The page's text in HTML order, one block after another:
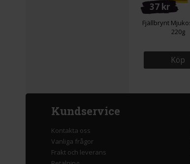
37 kr
Fjällbrynt
220g
Köp
Kundservice
Kontakta oss
Vanliga frågor
Frakt och leverans